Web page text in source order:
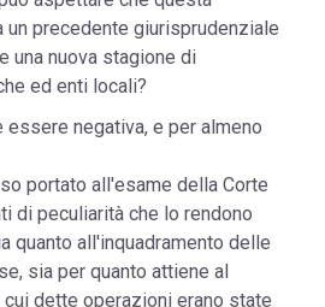
precedente giurisprudenziale
una nuova stagione di
ed enti locali?
negativa, e per almeno
portato all'esame della Corte
di peculiarità che lo rendono
quanto all'inquadramento delle
sia per quanto attiene al
dette operazioni erano state